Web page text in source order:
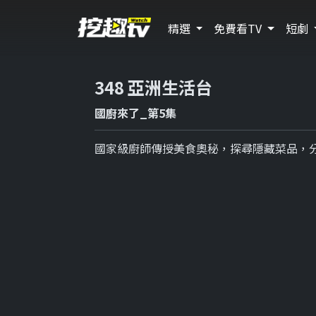
精選 免費看TV 短劇
348 亞洲生活台
國廚來了_第5集
國家級廚師傳授美食奧秘，探尋隱藏菜品，